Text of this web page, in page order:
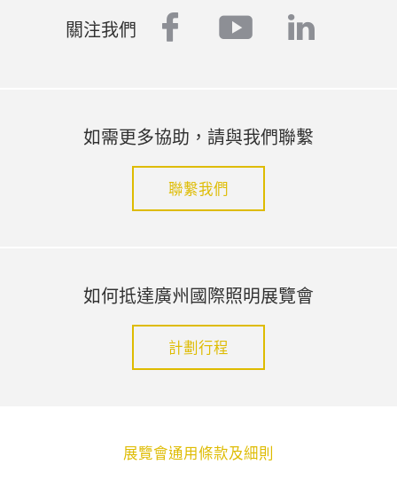
關注我們 facebook
youtube
如需更多協助，請與我們聯繫
聯繫我們
如何抵達廣州國際照明展覽會
計劃行程
展覽會通用條款及細則